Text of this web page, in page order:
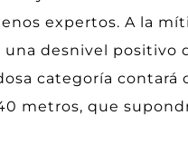
expertos. A la
desnivel positivo
categoría
metros, que